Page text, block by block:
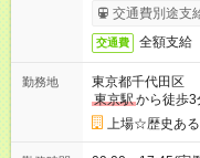
交通費別途支
交通費 全額支給
勤務地
東京都千代田区
東京駅から徒歩3
上場☆歴史ある